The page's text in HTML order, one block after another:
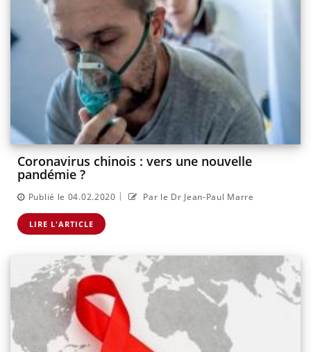
Coronavirus chinois : vers une nouvelle
pandémie ?
Publié le 04.02.2020 | Par le Dr Jean-Paul Marre
LIRE L'ARTICLE